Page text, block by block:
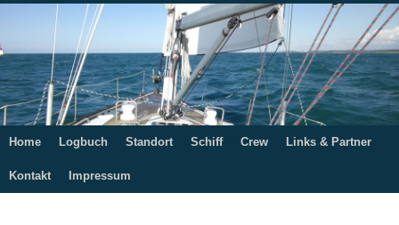
Springe
zum
Home Logbuch Standort Schiff Crew Links & Partner
Kontakt Impressum